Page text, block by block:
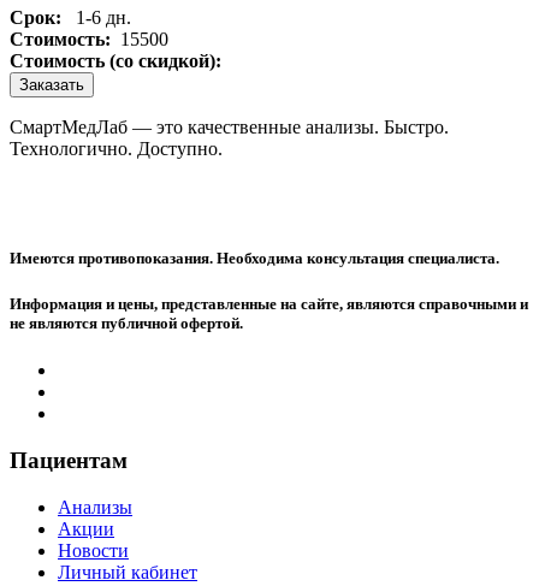
Срок:
1-6 дн.
Стоимость: 15500
Стоимость (со скидкой):
Заказать
СмартМедЛаб — это качественные анализы. Быстро.
Технологично. Доступно.
Имеются противопоказания. Необходима консультация специалиста.
Информация и цены, представленные на сайте, являются справочными и
не являются публичной офертой.
Пациентам
Анализы
Акции
Новости
Личный кабинет